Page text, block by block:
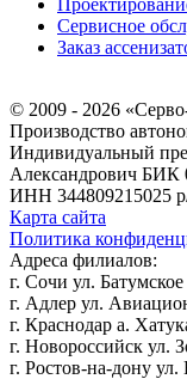
Сервисное
Заказ
© 2009 - 2026
Производство
Индивидуальный
Александрович БИК
ИНН 344809215025
Карта сайта
Политика
Адреса филиалов:
г. Сочи ул.
г. Адлер ул.
г. Краснодар а.
г. Новороссийск ул.
г. Ростов-на-дону ул.